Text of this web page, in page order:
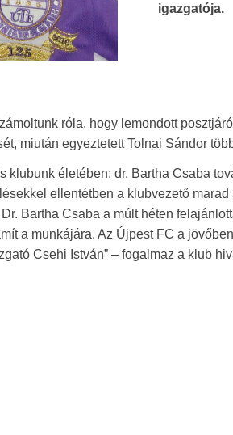
igazgatója.
róla, hogy lemondott
miután egyeztetett Tolnai Sándor
klubunk életében: dr. Bartha Csaba
ellentétben a klubvezető
Bartha Csaba a múlt héten
a munkájára. Az Újpest FC a
Csehi István” – fogalmaz a klub